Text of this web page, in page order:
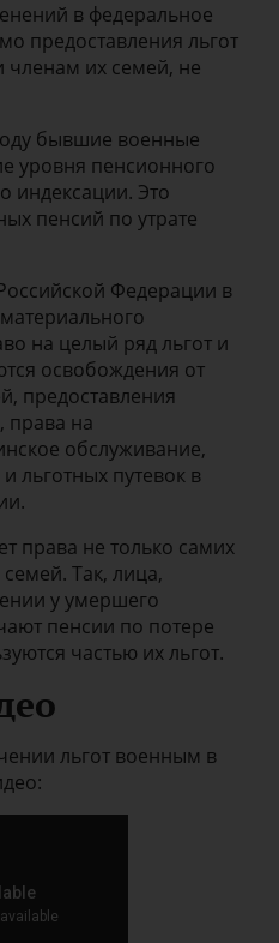
в федеральное
предоставления льгот
их семей, не
бывшие военные
уровня пенсионного
индексации. Это
пенсий по утрате
Федерации в
на целый ряд льгот и
освобождения от
предоставления
права на
обслуживание,
льготных путевок в
права не только самих
Так, лица,
у умершего
пенсии по потере
частью их льгот.
льгот военным в